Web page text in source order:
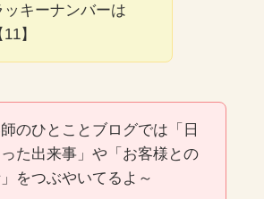
ッキーナンバーは
11】
のひとことブログでは「日
た出来事」や「お客様との
をつぶやいてるよ～